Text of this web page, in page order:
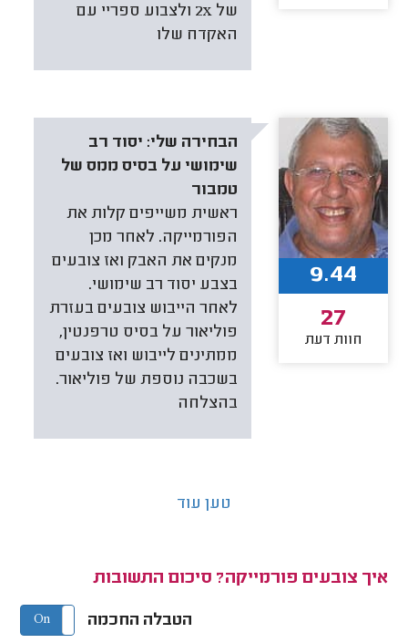
של 2x ולצבוע ספריי עם
האקדח שלו
הבחירה שלי: יסוד רב
שימושי על בסיס ממס של
טמבור
ראשית משייפים קלות את
הפורמייקה. לאחר מכן
מנקים את האבק ואז צובעים
בצבע יסוד רב שימושי.
לאחר הייבוש צובעים בעזרת
פוליאור על בסיס טרפנטין,
ממתינים לייבוש ואז צובעים
בשכבה נוספת של פוליאור.
בהצלחה
9.44
27
חוות דעת
טען עוד
איך צובעים פורמייקה? סיכום התשובות
הטבלה החכמה On Off